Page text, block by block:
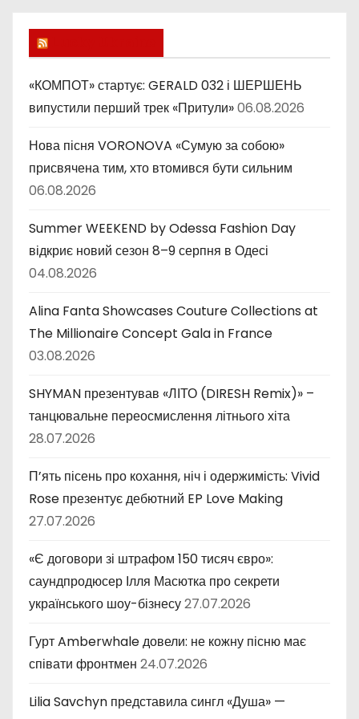
к
и
«КОМПОТ» стартує: GERALD 032 і ШЕРШЕНЬ
випустили перший трек «Притули»06.08.2026
Нова пісня VORONOVA «Сумую за собою»
присвячена тим, хто втомився бути сильним
06.08.2026
Summer WEEKEND by Odessa Fashion Day
відкриє новий сезон 8–9 серпня в Одесі
04.08.2026
Alina Fanta Showcases Couture Collections at
The Millionaire Concept Gala in France
03.08.2026
SHYMAN презентував «ЛІТО (DIRESH Remix)» –
танцювальне переосмислення літнього хіта
28.07.2026
П’ять пісень про кохання, ніч і одержимість: Vivid
Rose презентує дебютний EP Love Making
27.07.2026
«Є договори зі штрафом 150 тисяч євро»:
саундпродюсер Ілля Масютка про секрети
українського шоу-бізнесу27.07.2026
Гурт Amberwhale довели: не кожну пісню має
співати фронтмен 24.07.2026
Lilia Savchyn представила сингл «Душа» —